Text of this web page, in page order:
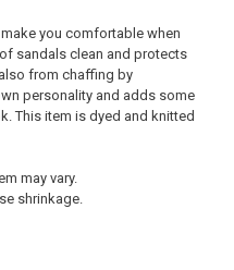
make you comfortable when
sandals clean and protects
from chaffing by
personality and adds some
This item is dyed and knitted
may vary.
shrinkage.